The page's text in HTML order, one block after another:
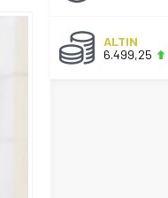
ALTIN
6.499,25